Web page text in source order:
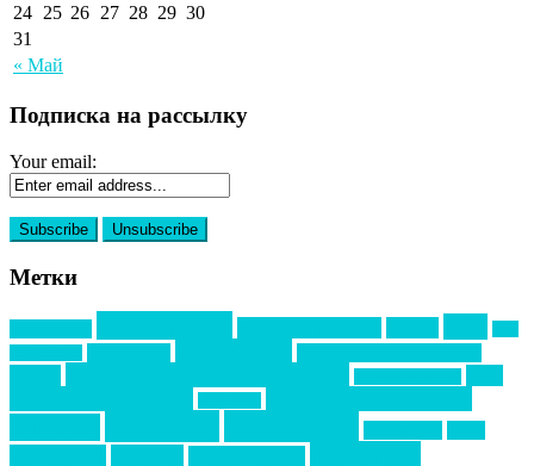
« Май
24 25 26 27 28 29 30
31
Подписка на рассылку
Your email:
Метки